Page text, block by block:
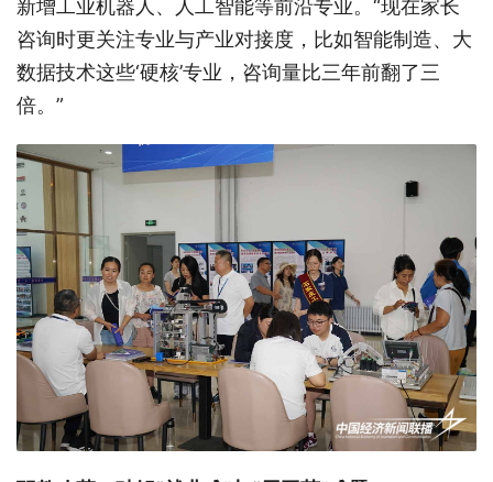
新增工业机器人、人工智能等前沿专业。“现在家长
咨询时更关注专业与产业对接度，比如智能制造、大
数据技术这些‘硬核’专业，咨询量比三年前翻了三
倍。”